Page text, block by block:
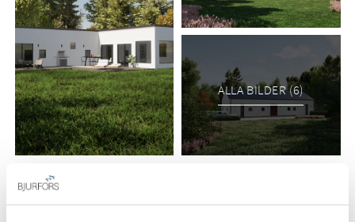
Tomten är 707 kvadratmeter stor och ligger naturskönt vid
Finjasjöns östra strand i det eftertraktade området Sjörröd.
Området präglas av grönska, närhet till badplatser och fina
promenadstråk längs vattnet – perfekt för ett aktivt friluftsliv
året om. Samtidigt är det nära till både centrum och
lokaltrafik, vilket gör det till ett mycket populärt och bekvämt
bostadsområde. Tidigare ett sommarstugeområde har
Husmodeller anpassade för tomten
För tomten passar framförallt enplanshus med boytor från
ALLA BILDER (6)